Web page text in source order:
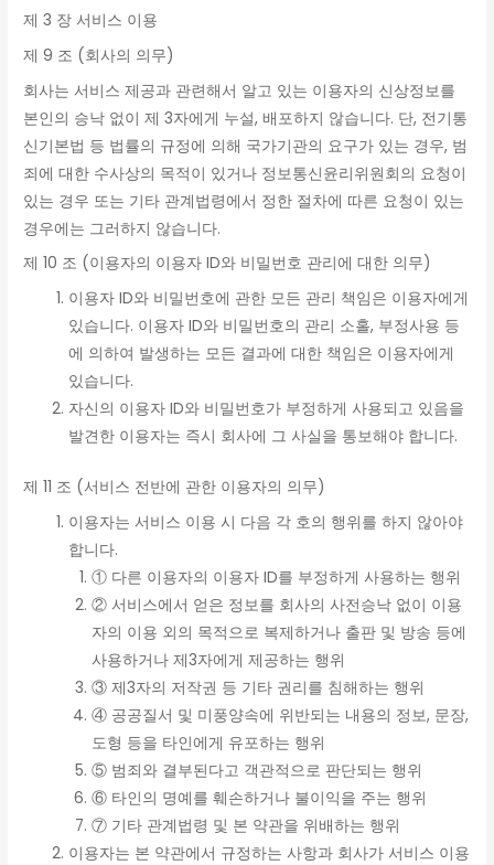
제 3 장 서비스 이용
제 9 조 (회사의 의무)
회사는 서비스 제공과 관련해서 알고 있는 이용자의 신상정보를
본인의 승낙 없이 제 3자에게 누설, 배포하지 않습니다. 단, 전기통
신기본법 등 법률의 규정에 의해 국가기관의 요구가 있는 경우, 범
죄에 대한 수사상의 목적이 있거나 정보통신윤리위원회의 요청이
있는 경우 또는 기타 관계법령에서 정한 절차에 따른 요청이 있는
경우에는 그러하지 않습니다.
제 10 조 (이용자의 이용자 ID와 비밀번호 관리에 대한 의무)
이용자 ID와 비밀번호에 관한 모든 관리 책임은 이용자에게
있습니다. 이용자 ID와 비밀번호의 관리 소홀, 부정사용 등
에 의하여 발생하는 모든 결과에 대한 책임은 이용자에게
있습니다.
자신의 이용자 ID와 비밀번호가 부정하게 사용되고 있음을
발견한 이용자는 즉시 회사에 그 사실을 통보해야 합니다.
제 11 조 (서비스 전반에 관한 이용자의 의무)
이용자는 서비스 이용 시 다음 각 호의 행위를 하지 않아야
합니다.
① 다른 이용자의 이용자 ID를 부정하게 사용하는 행위
② 서비스에서 얻은 정보를 회사의 사전승낙 없이 이용
자의 이용 외의 목적으로 복제하거나 출판 및 방송 등에
사용하거나 제3자에게 제공하는 행위
③ 제3자의 저작권 등 기타 권리를 침해하는 행위
④ 공공질서 및 미풍양속에 위반되는 내용의 정보, 문장,
도형 등을 타인에게 유포하는 행위
⑤ 범죄와 결부된다고 객관적으로 판단되는 행위
⑥ 타인의 명예를 훼손하거나 불이익을 주는 행위
⑦ 기타 관계법령 및 본 약관을 위배하는 행위
이용자는 본 약관에서 규정하는 사항과 회사가 서비스 이용